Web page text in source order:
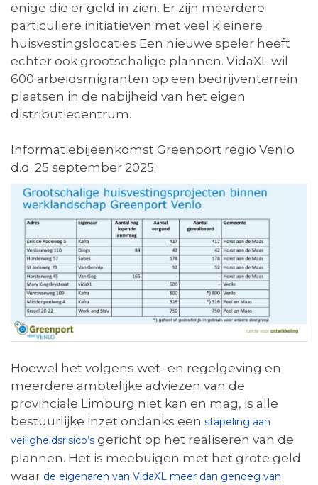
enige die er geld in zien. Er zijn meerdere
particuliere initiatieven met veel kleinere
huisvestingslocaties Een nieuwe speler heeft
echter ook grootschalige plannen. VidaXL wil
600 arbeidsmigranten op een bedrijventerrein
plaatsen in de nabijheid van het eigen
distributiecentrum.
Informatiebijeenkomst Greenport regio Venlo
d.d. 25 september 2025:
Hoewel het volgens wet- en regelgeving en
meerdere ambtelijke adviezen van de
provinciale Limburg niet kan en mag, is alle
bestuurlijke inzet ondanks een stapeling aan
veiligheidsrisico’s gericht op het realiseren van de
plannen. Het is meebuigen met het grote geld
waar de eigenaren van VidaXL meer dan genoeg van